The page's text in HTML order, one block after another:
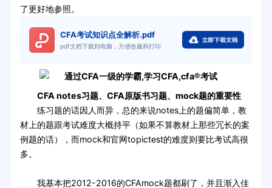
了更好地参照。
CFA考试知识点全解析.pdf
pdf文档下载到电脑，方便收藏和打印
CFA notes习题、CFA原版书习题、mock题的重要性
练习题的话因人而异，总的来说notes上的题偏简单，教
材上的题跟考试难度大概持平（如果不算教材上那些冗长的案
例题的话），而mock和官网topictest的难度则要比考试高很
多。
我基本把2012-2016的CFAmock题都刷了，并且渐入佳